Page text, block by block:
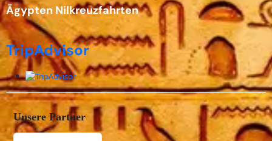
Ägypten Nilkreuzfahrten
TripAdvisor
Unsere Partner